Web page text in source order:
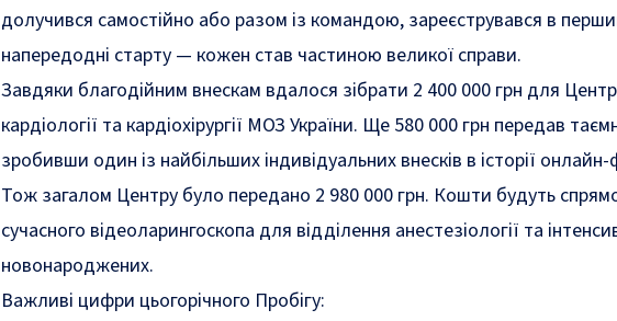
долучився самостійно або разом із командою, зареєструвався в
напередодні старту — кожен став частиною великої справи.
Завдяки благодійним внескам вдалося зібрати 2 400 000 грн для
кардіології та кардіохірургії МОЗ України. Ще 580 000 грн передав
зробивши один із найбільших індивідуальних внесків в історії
Тож загалом Центру було передано 2 980 000 грн. Кошти будуть
сучасного відеоларингоскопа для відділення анестезіології та
новонароджених.
Важливі цифри цьогорічного Пробігу: